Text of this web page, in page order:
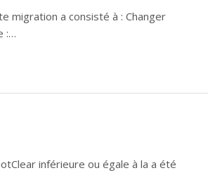
migration a consisté à : Changer
:…
inférieure ou égale à la a été